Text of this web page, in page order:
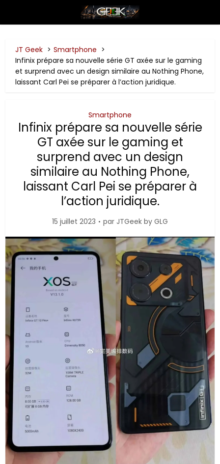
JT Geek
Smartphone
Infinix prépare sa nouvelle série GT axée sur le gaming
et surprend avec un design similaire au Nothing Phone,
laissant Carl Pei se préparer à l’action juridique.
Smartphone
Infinix prépare sa nouvelle série
GT axée sur le gaming et
surprend avec un design
similaire au Nothing Phone,
laissant Carl Pei se préparer à
l’action juridique.
15 juillet 2023 par JTGeek by GLG